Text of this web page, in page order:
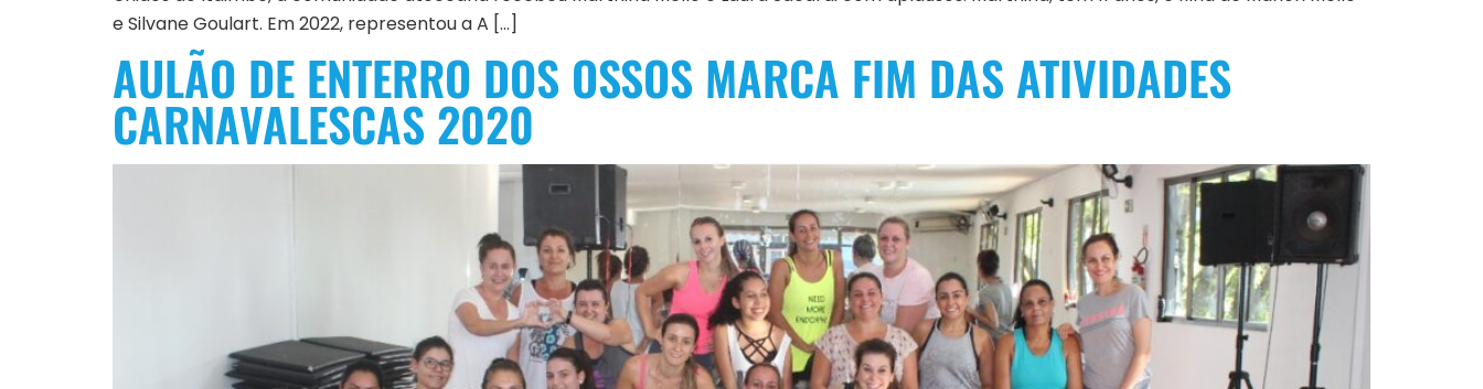
e Silvane Goulart. Em 2022, representou a A […]
AULÃO DE ENTERRO DOS OSSOS MARCA FIM DAS ATIVIDADES
CARNAVALESCAS 2020